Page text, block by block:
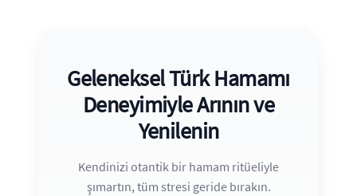
Geleneksel Türk Hamamı
Deneyimiyle Arının ve
Yenilenin
Kendinizi otantik bir hamam ritüeliyle
şımartın, tüm stresi geride bırakın.